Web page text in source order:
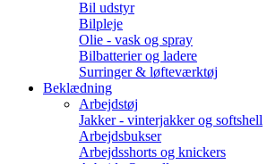
Bil udstyr
Bilpleje
Olie - vask og spray
Bilbatterier og ladere
Surringer & løfteværktøj
Beklædning
Arbejdstøj
Jakker - vinterjakker og softshell
Arbejdsbukser
Arbejdsshorts og knickers